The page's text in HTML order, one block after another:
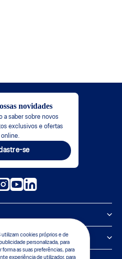
utilizam cookies próprios e de
personalizada, para
as suas preferências, para
experiência de utilizador, para
novidades
a saber sobre novos
exclusivos e ofertas
online.
se